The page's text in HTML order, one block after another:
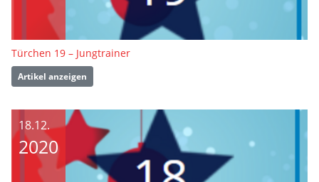
Türchen 19 – Jungtrainer
Artikel anzeigen
18.12.
2020